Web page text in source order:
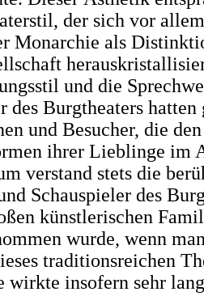
der sich vor
Monarchie als
und die
des Burgtheaters
und Besucher, die
ihrer Lieblinge im
verstand stets die
Schauspieler des
künstlerischen
wurde, wenn
traditionsreichen
wirkte insofern sehr